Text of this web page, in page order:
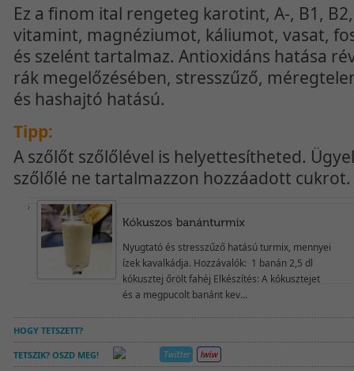
Ez a finom ital rengeteg karotint, A-, B1, B2,
vitamint, magnéziumot, káliumot, vasat,
és szelént tartalmaz. Antioxidáns hatása
rák megelőzésében, stresszűző,
és hashajtó hatású.
Tipp:
A szőlőt szőlőlével is helyettesítheted.
szőlőlé ne tartalmazzon hozzáadott cukrot.
Nyugtató és stresszűző hatású turmix, mennyei
ízek kavalkádja. Hozzávalók: 1 banán 2,5 dl
kókusztej őrölt fahéj Elkészítés: A kókusztejet
és a megpucolt banánt kev...
HOGY TETSZETT?
TETSZIK? OSZD MEG!